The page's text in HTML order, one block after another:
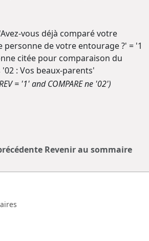
vous déjà comparé votre
personne de votre entourage ?' = '1
citée pour comparaison du
: Vos beaux-parents'
= '1' and COMPARE ne '02')
Revenir au sommaire